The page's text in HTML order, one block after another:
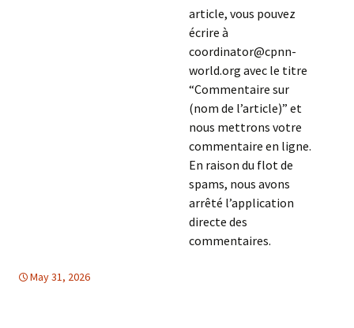
article, vous pouvez
écrire à
coordinator@cpnn-
world.org avec le titre
“Commentaire sur
(nom de l’article)” et
nous mettrons votre
commentaire en ligne.
En raison du flot de
spams, nous avons
arrêté l’application
directe des
commentaires.
May 31, 2026